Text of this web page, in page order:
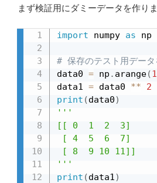
まず検証用にダミーデータを作りま
import numpy as np
# 保存のテスト用データ
data0 = np . arange(
data1 = data0 **
2
print (data0)
'''
[[ 0  1  2  3]
[ 4  5  6  7]
[ 8  9 10 11]]
'''
print (data1)